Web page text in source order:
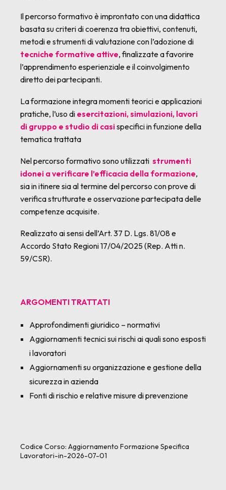
Il percorso formativo è improntato con una didattica
basata su criteri di coerenza tra obiettivi, contenuti,
metodi e strumenti di valutazione con l’adozione di
tecniche formative attive, finalizzate a favorire
l’apprendimento esperienziale e il coinvolgimento
diretto dei partecipanti.
La formazione integra momenti teorici e applicazioni
pratiche, l’uso di esercitazioni, simulazioni, lavori
di gruppo e studio di casispecifici in funzione della
tematica trattata
Nel percorso formativo sono utilizzati strumenti
idonei a verificare l’efficacia della formazione,
sia in itinere sia al termine del percorso con prove di
verifica strutturate e osservazione partecipata delle
competenze acquisite.
Realizzato ai sensi dell’Art. 37 D. Lgs. 81/08 e
Accordo Stato Regioni 17/04/2025 (Rep. Atti n.
59/CSR).
ARGOMENTI TRATTATI
Approfondimenti giuridico – normativi
Aggiornamenti tecnici sui rischi ai quali sono esposti
i lavoratori
Aggiornamenti su organizzazione e gestione della
sicurezza in azienda
Fonti di rischio e relative misure di prevenzione
Codice Corso: Aggiornamento Formazione Specifica
Lavoratori-in-2026-07-01